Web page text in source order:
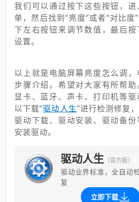
我们可以通过按下这些按钮，
单，然后找到“亮度”或者“对比度
下左右按钮来调节数值，最后
设置。
以上就是电脑屏幕亮度怎么调
步骤介绍。希望对大家有所帮助
显卡、蓝牙、声卡、打印机等
以下载“驱动人生”进行检测修复
驱动下载、驱动安装、驱动备
安装驱动。
驱动人生 （官方版）
驱动业界标准，全自动
复
立即下载